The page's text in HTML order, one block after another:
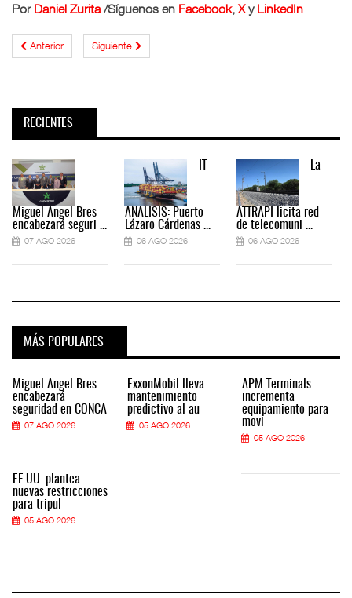
Por Daniel Zurita/Síguenos en Facebook, Xy LinkedIn
Anterior Siguiente
RECIENTES
Miguel Ángel Bres
encabezará seguri ...
07 AGO 2026
IT-
ANÁLISIS: Puerto
Lázaro Cárdenas ...
06 AGO 2026
La
ATTRAPI licita red
de telecomuni ...
06 AGO 2026
MÁS POPULARES
Miguel Ángel Bres
encabezará
seguridad en CONCA
07 AGO 2026
EE.UU. plantea
nuevas restricciones
para tripul
05 AGO 2026
ExxonMobil lleva
mantenimiento
predictivo al au
05 AGO 2026
APM Terminals
incrementa
equipamiento para
movi
05 AGO 2026